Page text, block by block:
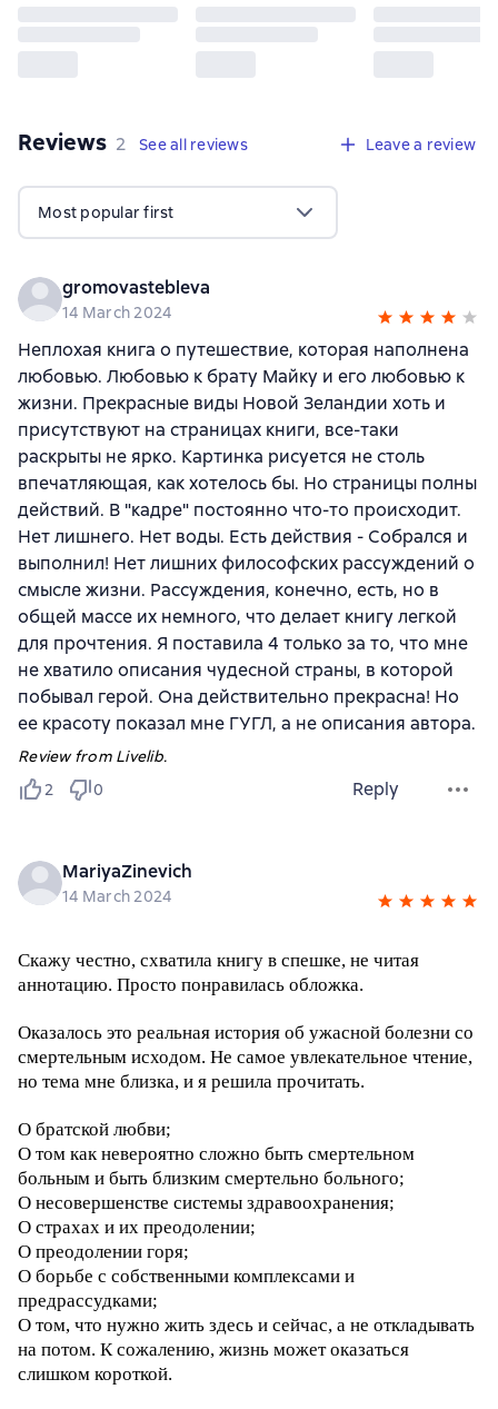
Reviews 2 reviews
2 See all reviews Leave a review
Most popular first
gromovastebleva
14 March 2024
Неплохая книга о путешествие, которая наполнена
любовью. Любовью к брату Майку и его любовью к
жизни. Прекрасные виды Новой Зеландии хоть и
присутствуют на страницах книги, все-таки
раскрыты не ярко. Картинка рисуется не столь
впечатляющая, как хотелось бы. Но страницы полны
действий. В "кадре" постоянно что-то происходит.
Нет лишнего. Нет воды. Есть действия - Собрался и
выполнил! Нет лишних философских рассуждений о
смысле жизни. Рассуждения, конечно, есть, но в
общей массе их немного, что делает книгу легкой
для прочтения. Я поставила 4 только за то, что мне
не хватило описания чудесной страны, в которой
побывал герой. Она действительно прекрасна! Но
ее красоту показал мне ГУГЛ, а не описания автора.
Review from Livelib.
2
0 Reply
MariyaZinevich
14 March 2024
Скажу честно, схватила книгу в спешке, не читая
аннотацию. Просто понравилась обложка.
Оказалось это реальная история об ужасной болезни со
смертельным исходом. Не самое увлекательное чтение,
но тема мне близка, и я решила прочитать.
О братской любви;
О том как невероятно сложно быть смертельном
больным и быть близким смертельно больного;
О несовершенстве системы здравоохранения;
О страхах и их преодолении;
О преодолении горя;
О борьбе с собственными комплексами и
предрассудками;
О том, что нужно жить здесь и сейчас, а не откладывать
на потом. К сожалению, жизнь может оказаться
слишком короткой.